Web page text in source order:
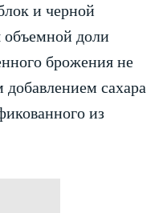
и черной
объемной доли
брожения не
сахара
из